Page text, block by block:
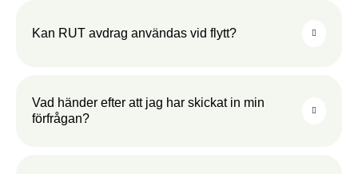
Kan RUT avdrag användas vid flytt?
Vad händer efter att jag har skickat in min
förfrågan?